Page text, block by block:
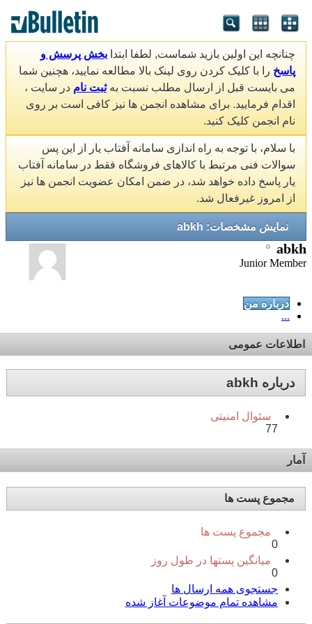
چنانچه این اولین بازید شماست, لطفا ابتدا بخش پرسش و
پاسخ را با کلیک کردن روی لینک بالا مطالعه نمایید، هچنین شما
می بایست قبل از ارسال مطلب نسبت بهثبت نام در سایت ،
اقدام فرمایید. برای مشاهده انجمن ها نیز کافی است بر روی
نام انجمن کلیک کنید.
با سلام، با توجه به راه اندازی سامانه آفتاب یار از این پس
سوالات فنی مرتبط با کالاهای فروشگاه فقط در سامانه آفتاب
یار پاسخ داده خواهد شد، در ضمن امکان عضویت انجمن ها نیز
از امروز غیرفعال شد.
نمایش مشخصات: abkh
abkh
Junior Member
درباره من
...
اطلاعات عمومی
درباره abkh
سئوال امنیتی
77
آمار
مجموع پست ها
مجموع پست ها
0
میانگین پستها در طول روز
0
جستجوی همه ارسال ها
مشاهده تمام موضوعات آغاز شده